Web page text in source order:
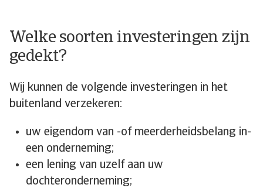
Welke soorten investeringen zijn
gedekt?
Wij kunnen de volgende investeringen in het
buitenland verzekeren:
uw eigendom van -of meerderheidsbelang in-
een onderneming;
een lening van uzelf aan uw
dochteronderneming;